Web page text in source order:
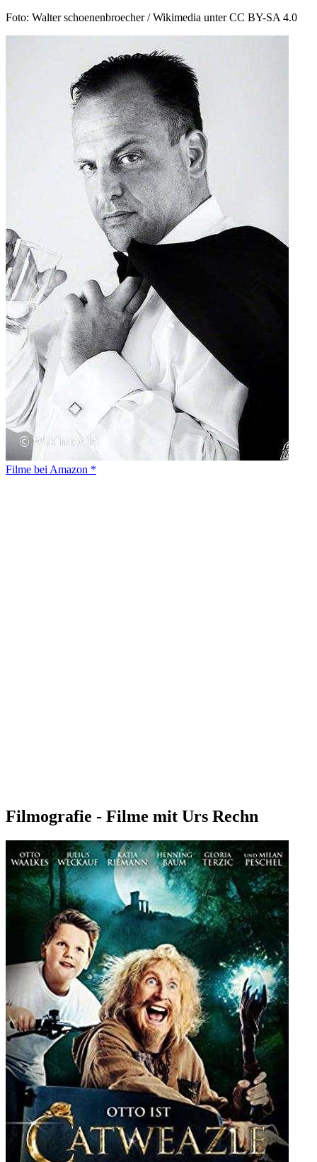
Foto: Walter schoenenbroecher / Wikimedia unter CC BY-SA 4.0
Filme bei Amazon *
Filmografie - Filme mit Urs Rechn